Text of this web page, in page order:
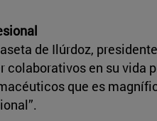
de Ilúrdoz,
colaborativos en su vida
que es